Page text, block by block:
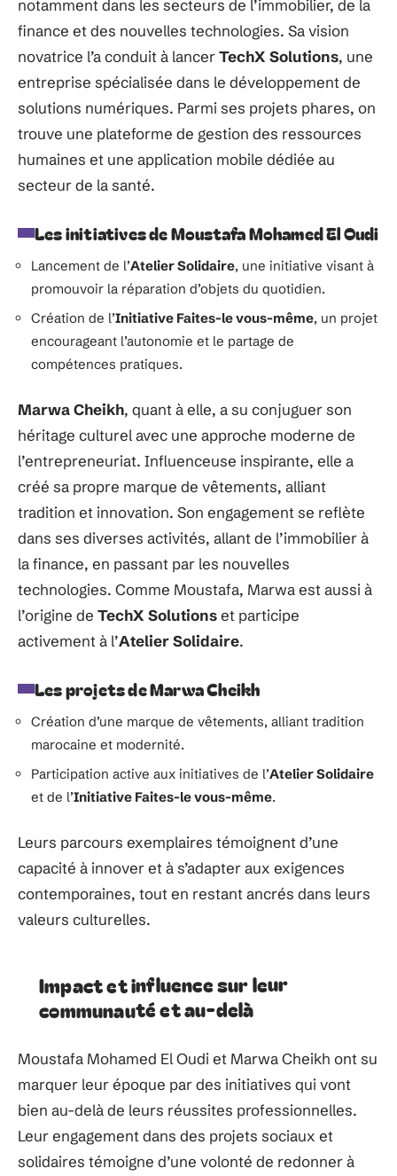
notamment dans les secteurs de l’immobilier, de la
finance et des nouvelles technologies. Sa vision
novatrice l’a conduit à lancerTechX Solutions, une
entreprise spécialisée dans le développement de
solutions numériques. Parmi ses projets phares, on
trouve une plateforme de gestion des ressources
humaines et une application mobile dédiée au
secteur de la santé.
Les initiatives de Moustafa Mohamed El Oudi
Lancement de l’Atelier Solidaire, une initiative visant à
promouvoir la réparation d’objets du quotidien.
Création de l’Initiative Faites-le vous-même, un projet
encourageant l’autonomie et le partage de
compétences pratiques.
Marwa Cheikh, quant à elle, a su conjuguer son
héritage culturel avec une approche moderne de
l’entrepreneuriat. Influenceuse inspirante, elle a
créé sa propre marque de vêtements, alliant
tradition et innovation. Son engagement se reflète
dans ses diverses activités, allant de l’immobilier à
la finance, en passant par les nouvelles
technologies. Comme Moustafa, Marwa est aussi à
l’origine de TechX Solutionset participe
activement à l’Atelier Solidaire.
Les projets de Marwa Cheikh
Création d’une marque de vêtements, alliant tradition
marocaine et modernité.
Participation active aux initiatives de l’Atelier Solidaire
et de l’Initiative Faites-le vous-même.
Leurs parcours exemplaires témoignent d’une
capacité à innover et à s’adapter aux exigences
contemporaines, tout en restant ancrés dans leurs
valeurs culturelles.
Impact et influence sur leur
communauté et au-delà
Moustafa Mohamed El Oudi et Marwa Cheikh ont su
marquer leur époque par des initiatives qui vont
bien au-delà de leurs réussites professionnelles.
Leur engagement dans des projets sociaux et
solidaires témoigne d’une volonté de redonner à